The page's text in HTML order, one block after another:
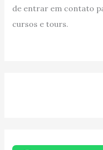
de entrar em contato
cursos e tours.